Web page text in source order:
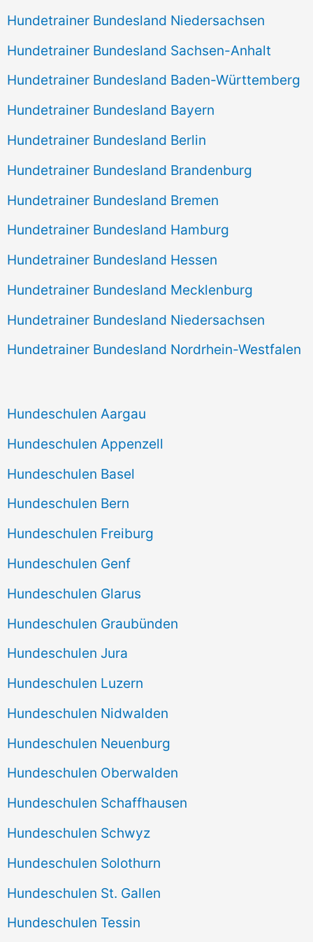
Hundetrainer Bundesland Niedersachsen
Hundetrainer Bundesland Sachsen-Anhalt
Hundetrainer Bundesland Baden-Württemberg
Hundetrainer Bundesland Bayern
Hundetrainer Bundesland Berlin
Hundetrainer Bundesland Brandenburg
Hundetrainer Bundesland Bremen
Hundetrainer Bundesland Hamburg
Hundetrainer Bundesland Hessen
Hundetrainer Bundesland Mecklenburg
Hundetrainer Bundesland Niedersachsen
Hundetrainer Bundesland Nordrhein-Westfalen
Hundeschulen Aargau
Hundeschulen Appenzell
Hundeschulen Basel
Hundeschulen Bern
Hundeschulen Freiburg
Hundeschulen Genf
Hundeschulen Glarus
Hundeschulen Graubünden
Hundeschulen Jura
Hundeschulen Luzern
Hundeschulen Nidwalden
Hundeschulen Neuenburg
Hundeschulen Oberwalden
Hundeschulen Schaffhausen
Hundeschulen Schwyz
Hundeschulen Solothurn
Hundeschulen St. Gallen
Hundeschulen Tessin